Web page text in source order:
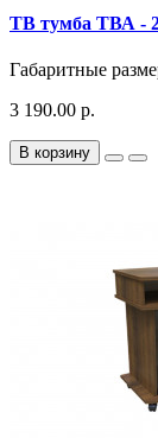
ТВ тумба ТВА -
Габаритные
3 190.00 р.
В корзину